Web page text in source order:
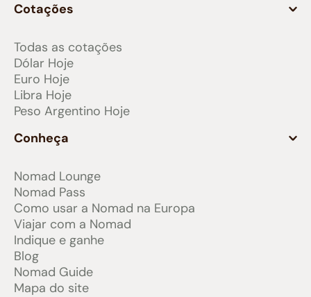
Cotações
Todas as cotações
Dólar Hoje
Euro Hoje
Libra Hoje
Peso Argentino Hoje
Conheça
Nomad Lounge
Nomad Pass
Como usar a Nomad na Europa
Viajar com a Nomad
Indique e ganhe
Blog
Nomad Guide
Mapa do site